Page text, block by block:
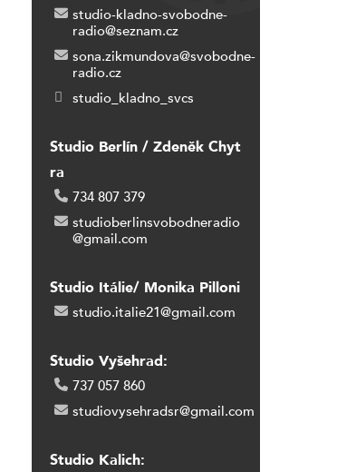
studio-kladno-svobodne-
radio@seznam.cz
sona.zikmundova@svobodne-
radio.cz
studio_kladno_svcs
Studio Berlín / Zdeněk Chyt
ra
734 807 379
studioberlinsvobodneradio
@gmail.com
Studio Itálie/ Monika Pilloni
studio.italie21@gmail.com
Studio Vyšehrad:
737 057 860
studiovysehradsr@gmail.com
Studio Kalich: